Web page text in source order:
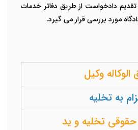
دادخواست از طریق دفاتر خدمات
مورد بررسی قرار می گیرد.
وکیل
به تخلیه
تخلیه و ید